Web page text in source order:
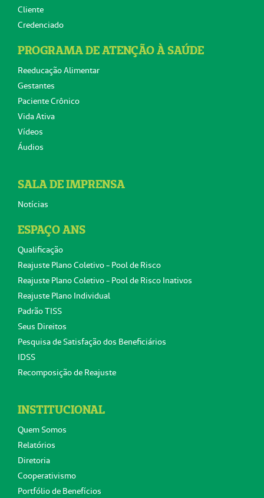
Cliente
Credenciado
PROGRAMA DE ATENÇÃO À SAÚDE
Reeducação Alimentar
Gestantes
Paciente Crônico
Vida Ativa
Vídeos
Áudios
SALA DE IMPRENSA
Notícias
ESPAÇO ANS
Qualificação
Reajuste Plano Coletivo - Pool de Risco
Reajuste Plano Coletivo - Pool de Risco Inativos
Reajuste Plano Individual
Padrão TISS
Seus Direitos
Pesquisa de Satisfação dos Beneficiários
IDSS
Recomposição de Reajuste
INSTITUCIONAL
Quem Somos
Relatórios
Diretoria
Cooperativismo
Portfólio de Benefícios